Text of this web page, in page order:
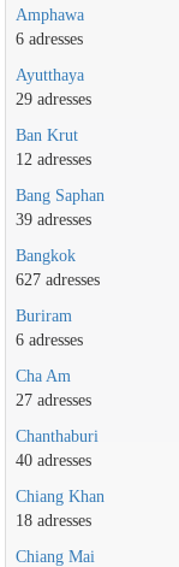
Amphawa
6 adresses
Ayutthaya
29 adresses
Ban Krut
12 adresses
Bang Saphan
39 adresses
Bangkok
627 adresses
Buriram
6 adresses
Cha Am
27 adresses
Chanthaburi
40 adresses
Chiang Khan
18 adresses
Chiang Mai